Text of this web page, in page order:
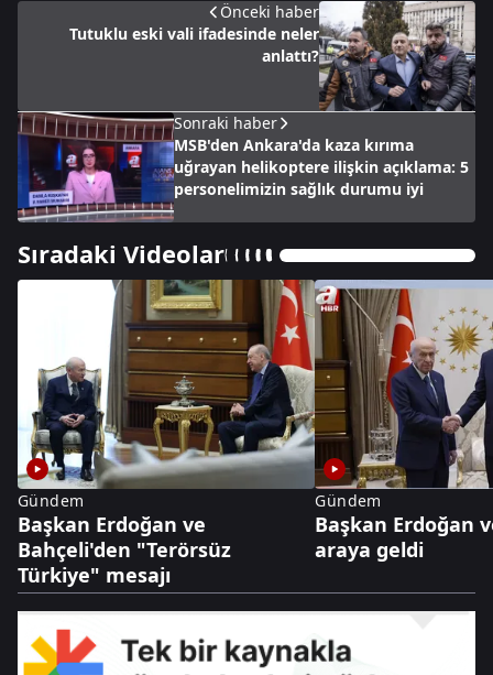
Önceki haber
Tutuklu eski vali ifadesinde neler
anlattı?
Sonraki haber
MSB'den Ankara'da kaza kırıma
uğrayan helikoptere ilişkin açıklama: 5
personelimizin sağlık durumu iyi
Sıradaki Videolar
Gündem
Başkan Erdoğan ve
Bahçeli'den "Terörsüz
Türkiye" mesajı
Gündem
Başkan Erdoğan
araya geldi